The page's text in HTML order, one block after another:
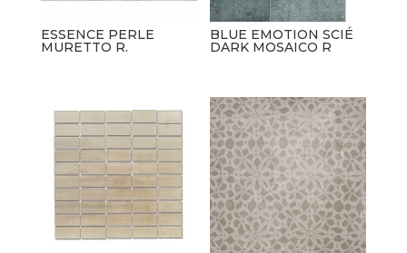
ESSENCE PERLE
MURETTO R.
BLUE EMOTION SCIÉ
DARK MOSAICO R